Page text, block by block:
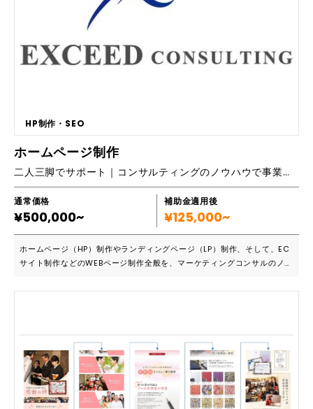
HP制作・SEO
ホームページ制作
二人三脚でサポート｜コンサルティングのノウハウで事業成長に繋がるWEBサイト制作を
通常価格
¥500,000~
補助金適用後
¥125,000~
ホームページ（HP）制作やランディングページ（LP）制作、そして、EC
サイト制作などのWEBページ制作全般を、マーケティングコンサルのノウ
制作してからがスタートラインという考えのもと、納品後もPDCAを回
料で承ります。 ■こんな方におすすめです ①これから起業する方・起業
して間もない方 ②専門知識が乏しく、どうしていいかわからない方 ③二
人三脚で伴走支援を求める方 ④専門用語を使わずに誰にでもわかりやす
い説明を求める方 ⑤右腕のような存在を求める方 コンサルチームとWEB
制作チームが一体となりサポートするため、単なるWEBページ制作だけで